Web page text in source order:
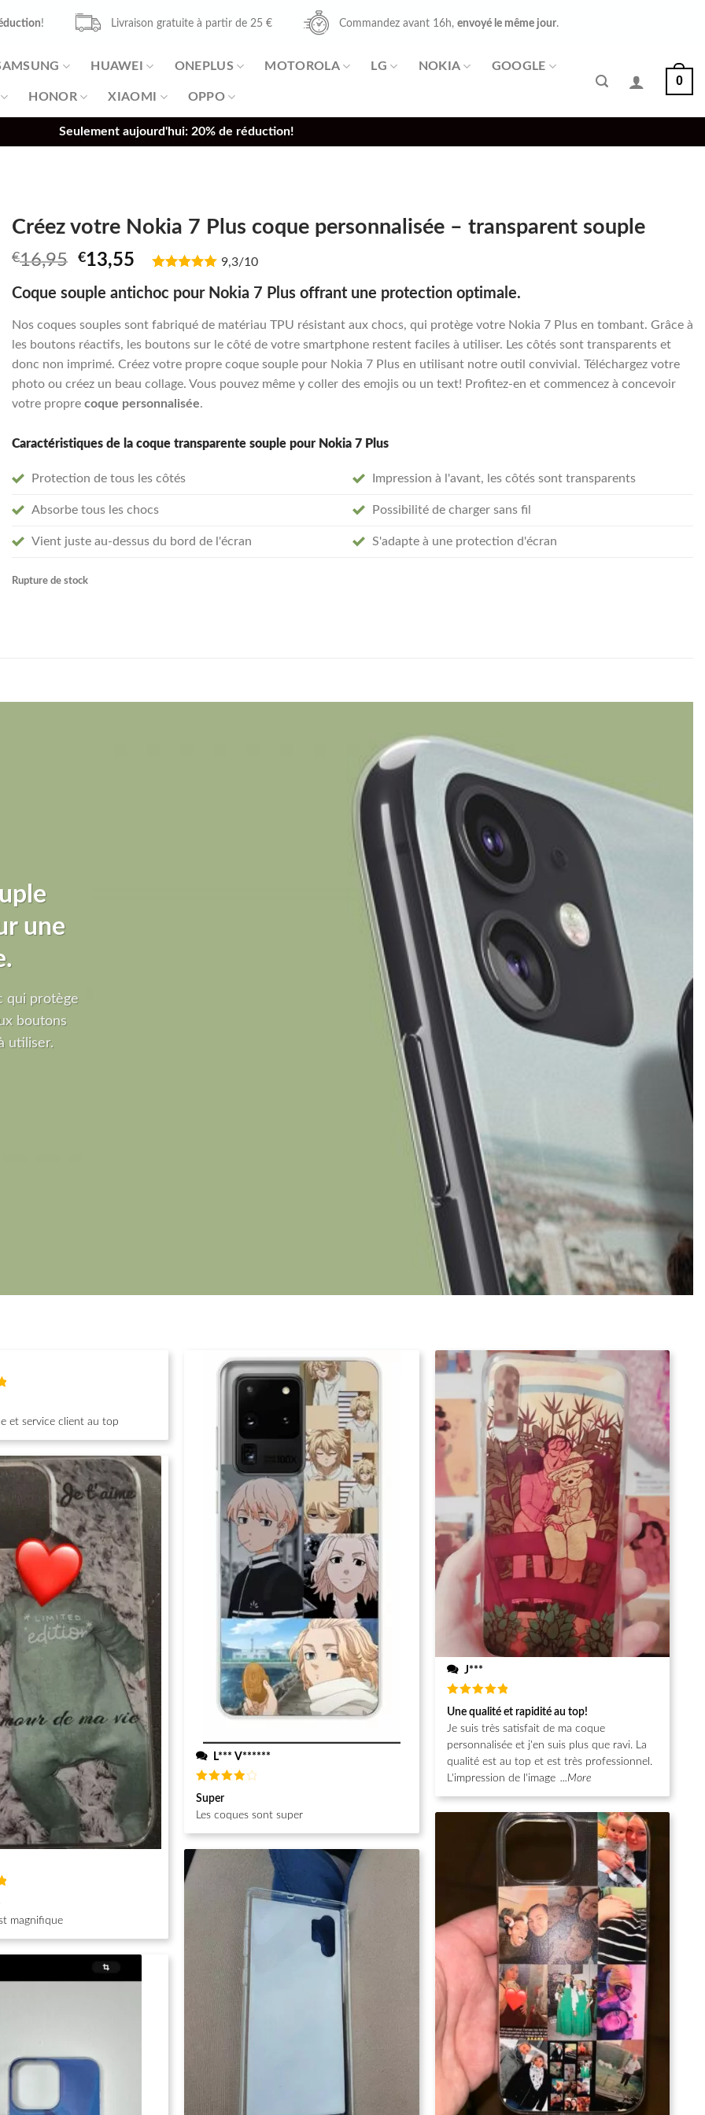
! Livraison gratuite à partir de 25 € Commandez avant 16h, envoyé le même jour.
HUAWEI ONEPLUS MOTOROLA LG NOKIA GOOGLE
HONOR XIAOMI OPPO
0
Seulement aujourd'hui: 20% de réduction!
Créez votre Nokia 7 Plus coque personnalisée – transparent souple
€16,95 Original
was:
€16,95.
€13,55 Current
is:
€13,55.
9,3/10
Coque souple antichoc pour Nokia 7 Plus offrant une protection optimale.
Nos coques souples sont fabriqué de matériau TPU résistant aux chocs, qui protège votre Nokia 7 Plus en tombant. Grâce à
les boutons réactifs, les boutons sur le côté de votre smartphone restent faciles à utiliser. Les côtés sont transparents et
donc non imprimé. Créez votre propre coque souple pour Nokia 7 Plus en utilisant notre outil convivial. Téléchargez votre
photo ou créez un beau collage. Vous pouvez même y coller des emojis ou un text! Profitez-en et commencez à concevoir
votre propre coque personnalisée.
Caractéristiques de la coque transparente souple pour Nokia 7 Plus
Protection de tous les côtés
Absorbe tous les chocs
Vient juste au-dessus du bord de l'écran
Impression à l'avant, les côtés sont transparents
Possibilité de charger sans fil
S'adapte à une protection d'écran
Rupture de stock
une
qui protège
boutons
utiliser.
et service client au top
magnifique
L*** V******
Note
sur 5
Super
Les coques sont super
J***
Note
sur 5
Une qualité et rapidité au top!
Je suis très satisfait de ma coque
personnalisée et j'en suis plus que ravi. La
qualité est au top et est très professionnel.
L'impression de l'image ...More